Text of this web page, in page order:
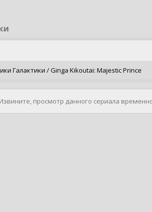
Галактики / Ginga Kikoutai: Majestic Prince
Извините, просмотр данного сериала